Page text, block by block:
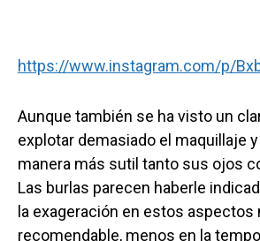
https://www.instagram.com/p/
Aunque también se ha visto un
explotar demasiado el maquillaje
manera más sutil tanto sus ojos
Las burlas parecen haberle
la exageración en estos aspectos
recomendable, menos en la